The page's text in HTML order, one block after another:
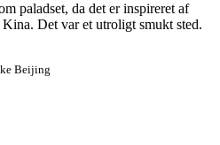
paladset, da det er inspireret af
Det var et utroligt smukt sted.
Beijing